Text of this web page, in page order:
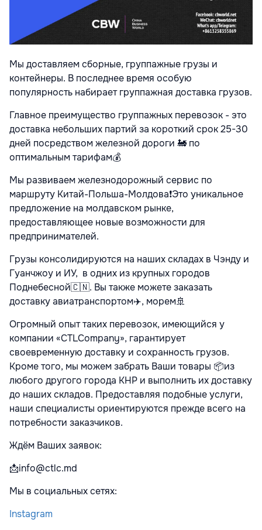
Мы доставляем сборные, группажные грузы и
контейнеры. В последнее время особую
популярность набирает группажная доставка грузов.
Главное преимущество группажных перевозок - это
доставка небольших партий за короткий срок 25-30
дней посредством железной дороги 🚂 по
оптимальным тарифам💰
Мы развиваем железнодорожный сервис по
маршруту Китай-Польша-Молдова❗️Это уникальное
предложение на молдавском рынке,
предоставляющее новые возможности для
предпринимателей.
Грузы консолидируются на наших складах в Чэнду и
Гуанчжоу и ИУ, в одних из крупных городов
Поднебесной🇨🇳. Вы также можете заказать
доставку авиатранспортом✈️, морем🚢
Огромный опыт таких перевозок, имеющийся у
компании «CTLCompany», гарантирует
своевременную доставку и сохранность грузов.
Кроме того, мы можем забрать Ваши товары 📦из
любого другого города КНР и выполнить их доставку
до наших складов. Предоставляя подобные услуги,
наши специалисты ориентируются прежде всего на
потребности заказчиков.
Ждём Ваших заявок:
📩info@ctlc.md
Мы в социальных сетях:
Instagram